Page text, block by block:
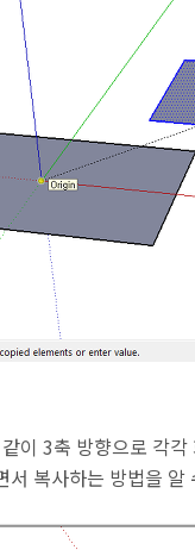
이 3축 방향으로 각
서 복사하는 방법을 알